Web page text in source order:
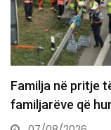
të
jetën…